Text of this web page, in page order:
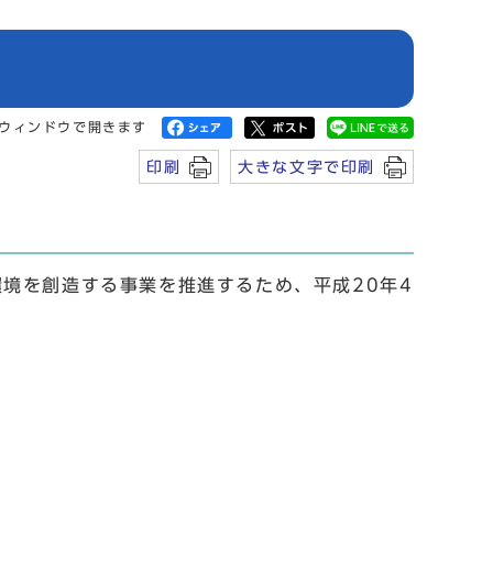
ィンドウで開きます
印刷 大きな文字で印刷
を創造する事業を推進するため、平成20年4